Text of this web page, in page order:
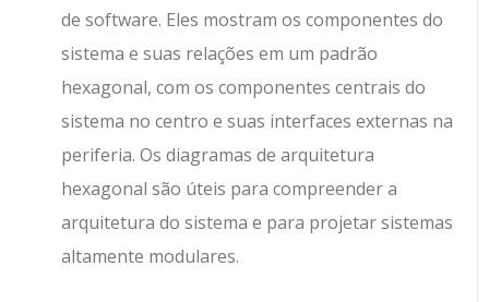
de software. Eles mostram os componentes do
sistema e suas relações em um padrão
hexagonal, com os componentes centrais do
sistema no centro e suas interfaces externas na
periferia. Os diagramas de arquitetura
hexagonal são úteis para compreender a
arquitetura do sistema e para projetar sistemas
altamente modulares.